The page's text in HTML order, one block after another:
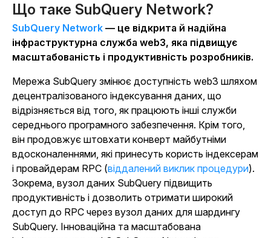
Що таке SubQuery Network?
SubQuery Network — це відкрита й надійна
інфраструктурна служба web3, яка підвищує
масштабованість і продуктивність розробників.
Мережа SubQuery змінює доступність web3 шляхом
децентралізованого індексування даних, що
відрізняється від того, як працюють інші служби
середнього програмного забезпечення. Крім того,
він продовжує штовхати конверт майбутніми
вдосконаленнями, які принесуть користь індексерам
і провайдерам RPC (віддалений виклик процедури).
Зокрема, вузол даних SubQuery підвищить
продуктивність і дозволить отримати широкий
доступ до RPC через вузол даних для шардингу
SubQuery. Інноваційна та масштабована